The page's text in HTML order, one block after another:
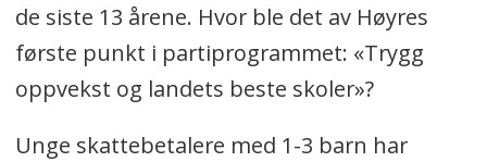
de siste 13 årene. Hvor ble det av Høyres
første punkt i partiprogrammet: «Trygg
oppvekst og landets beste skoler»?
Unge skattebetalere med 1-3 barn har